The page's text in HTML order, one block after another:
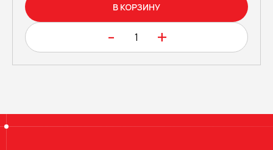
В КОРЗИНУ
- +